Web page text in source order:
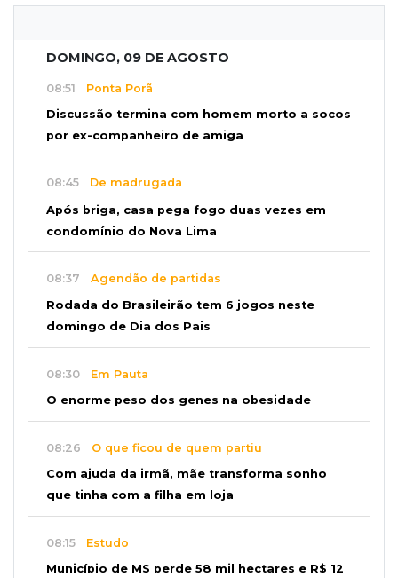
DOMINGO, 09 DE AGOSTO
08:51 Ponta Porã
Discussão termina com homem morto a socos
por ex-companheiro de amiga
08:45 De madrugada
Após briga, casa pega fogo duas vezes em
condomínio do Nova Lima
08:37 Agendão de partidas
Rodada do Brasileirão tem 6 jogos neste
domingo de Dia dos Pais
08:30 Em Pauta
O enorme peso dos genes na obesidade
08:26 O que ficou de quem partiu
Com ajuda da irmã, mãe transforma sonho
que tinha com a filha em loja
08:15 Estudo
Município de MS perde 58 mil hectares e R$ 12